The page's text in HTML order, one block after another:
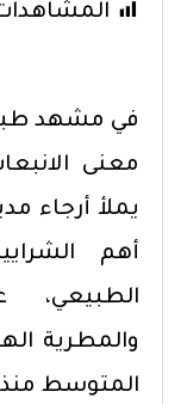
في مشهد
معنى
يملأ أرجاء
أهم
الطبيعي،
والمطرية
المتوسط منذ